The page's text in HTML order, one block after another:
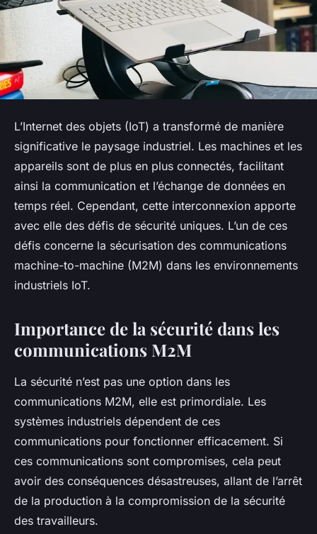
L’Internet des objets (IoT) a transformé de manière
significative le paysage industriel. Les machines et les
appareils sont de plus en plus connectés, facilitant
ainsi la communication et l’échange de données en
temps réel. Cependant, cette interconnexion apporte
avec elle des défis de sécurité uniques. L’un de ces
défis concerne la sécurisation des communications
machine-to-machine (M2M) dans les environnements
industriels IoT.
Importance de la sécurité dans les
communications M2M
La sécurité n’est pas une option dans les
communications M2M, elle est primordiale. Les
systèmes industriels dépendent de ces
communications pour fonctionner efficacement. Si
ces communications sont compromises, cela peut
avoir des conséquences désastreuses, allant de l’arrêt
de la production à la compromission de la sécurité
des travailleurs.